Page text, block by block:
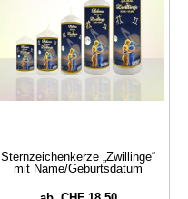
Sternzeichenkerze „Zwillinge“
mit Name/Geburtsdatum